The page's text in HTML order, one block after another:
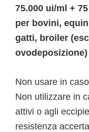
75.000 ui/ml +
per bovini,
gatti, broiler
Non usare in
Non utilizzare in
attivi o agli
resistenza